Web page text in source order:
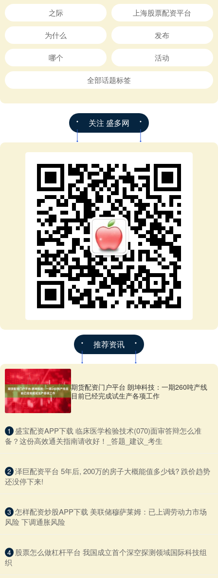
之际 上海股票配资平台
为什么 发布
哪个 活动
全部话题标签
关注 盛多网
推荐资讯
期货配资门户平台 朗坤科技：一期260吨产线
目前已经完成试生产各项工作
1 ​盛宝配资APP下载 临床医学检验技术(070)面审答辩怎么准
备？这份高效通关指南请收好！_答题_建议_考生
2 ​泽巨配资平台 5年后, 200万的房子大概能值多少钱? 跌价趋势
还没停下来!
3 ​怎样配资炒股APP下载 美联储穆萨莱姆：已上调劳动力市场
风险 下调通胀风险
4 ​股票怎么做杠杆平台 我国成立首个深空探测领域国际科技组
织